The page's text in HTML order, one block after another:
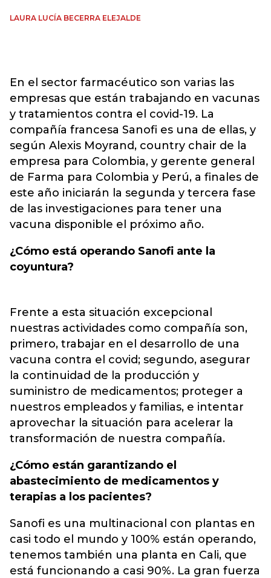
LAURA LUCÍA BECERRA ELEJALDE
En el sector farmacéutico son varias las
empresas que están trabajando en vacunas
y tratamientos contra el covid-19. La
compañía francesa Sanofi es una de ellas, y
según Alexis Moyrand, country chair de la
empresa para Colombia, y gerente general
de Farma para Colombia y Perú, a finales de
este año iniciarán la segunda y tercera fase
de las investigaciones para tener una
vacuna disponible el próximo año.
¿Cómo está operando Sanofi ante la
coyuntura?
Frente a esta situación excepcional
nuestras actividades como compañía son,
primero, trabajar en el desarrollo de una
vacuna contra el covid; segundo, asegurar
la continuidad de la producción y
suministro de medicamentos; proteger a
nuestros empleados y familias, e intentar
aprovechar la situación para acelerar la
transformación de nuestra compañía.
¿Cómo están garantizando el
abastecimiento de medicamentos y
terapias a los pacientes?
Sanofi es una multinacional con plantas en
casi todo el mundo y 100% están operando,
tenemos también una planta en Cali, que
está funcionando a casi 90%. La gran fuerza